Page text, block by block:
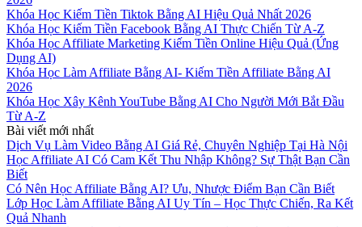
Khóa Học Kiếm Tiền Tiktok Bằng AI Hiệu Quả Nhất 2026
Khóa Học Kiếm Tiền Facebook Bằng AI Thực Chiến Từ A-Z
Khóa Học Affiliate Marketing Kiếm Tiền Online Hiệu Quả (Ứng
Dụng AI)
Khóa Học Làm Affiliate Bằng AI- Kiếm Tiền Affiliate Bằng AI
2026
Khóa Học Xây Kênh YouTube Bằng AI Cho Người Mới Bắt Đầu
Từ A-Z
Bài viết mới nhất
Dịch Vụ Làm Video Bằng AI Giá Rẻ, Chuyên Nghiệp Tại Hà Nội
Học Affiliate AI Có Cam Kết Thu Nhập Không? Sự Thật Bạn Cần
Biết
Có Nên Học Affiliate Bằng AI? Ưu, Nhược Điểm Bạn Cần Biết
Lớp Học Làm Affiliate Bằng AI Uy Tín – Học Thực Chiến, Ra Kết
Quả Nhanh